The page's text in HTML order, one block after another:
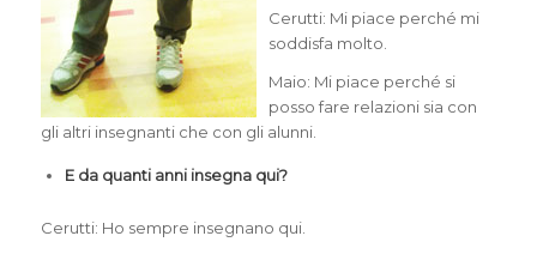
Cerutti: Mi piace perché mi
soddisfa molto.
Maio: Mi piace perché si
posso fare relazioni sia con
gli altri insegnanti che con gli alunni.
E da quanti anni insegna qui?
Cerutti: Ho sempre insegnano qui.